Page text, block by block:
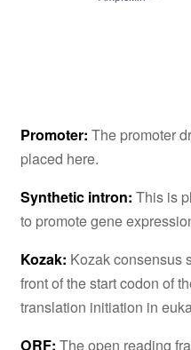
Promoter: The promoter
placed here.
Synthetic intron: This is
to promote gene
Kozak: Kozak consensus
front of the start codon of
translation initiation in
ORF: The open reading